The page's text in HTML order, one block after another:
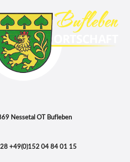
Nessetal OT Bufleben
+49(0)152 04 84 01 15